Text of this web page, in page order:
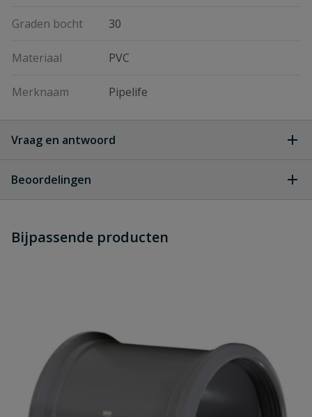
Graden bocht 30
Materiaal PVC
Merknaam Pipelife
Vraag en antwoord
dit product?
Beoordelingen
Schrijf zelf een beoordeling
Bijpassende producten